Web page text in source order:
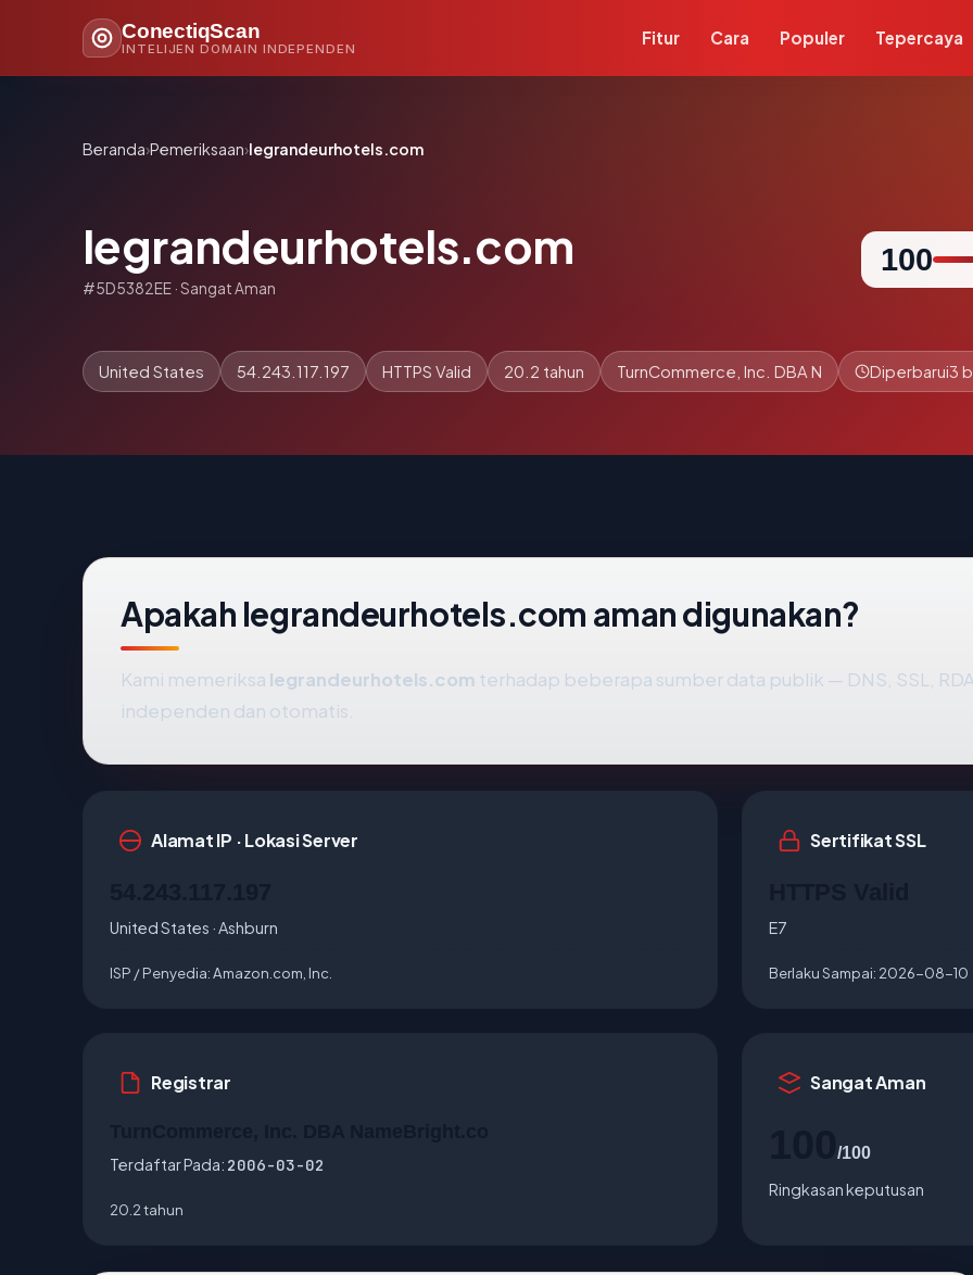
ConectiqScan
INTELIJEN DOMAIN INDEPENDEN
Fitur Cara Populer Tepercaya
Beranda›Pemeriksaan›legrandeurhotels.com
legrandeurhotels.com
#5D5382EE · Sangat Aman
100
United States 54.243.117.197 HTTPS Valid 20.2 tahun TurnCommerce, Inc. DBA N Diperbarui3
Apakah legrandeurhotels.com aman digunakan?
Kami memeriksa legrandeurhotels.com terhadap beberapa sumber data publik — DNS, SSL,
independen dan otomatis.
Alamat IP · Lokasi Server
United States · Ashburn
ISP / Penyedia:Amazon.com, Inc.
Sertifikat SSL
E7
Berlaku Sampai: 2026-08-10
Registrar
Terdaftar Pada: 2006-03-02
20.2 tahun
Sangat Aman
/100
Ringkasan keputusan